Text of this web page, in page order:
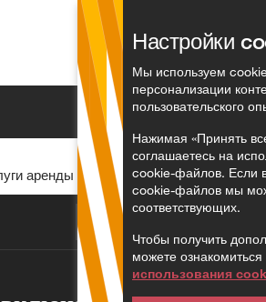
аренды земли? (2) 3/51/23
Настройки
Мы используем
персонализации
пользовательского
Нажимая «Принять
соглашаетесь на
cookie-файлов. Если
cookie-файлов мы
соответствующих.
Чтобы получить
можете
использования